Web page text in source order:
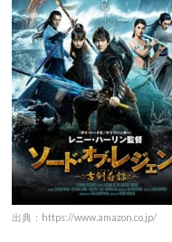
出典：https://www.amazon.co.jp/